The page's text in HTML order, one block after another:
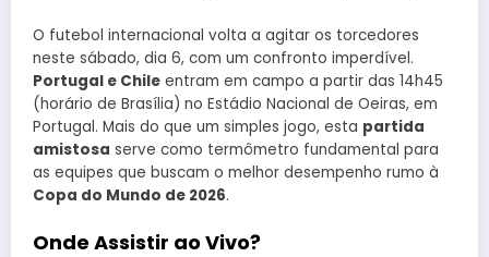
O futebol internacional volta a agitar os torcedores
neste sábado, dia 6, com um confronto imperdível.
Portugal e Chile entram em campo a partir das 14h45
(horário de Brasília) no Estádio Nacional de Oeiras, em
Portugal. Mais do que um simples jogo, esta partida
amistosa serve como termômetro fundamental para
as equipes que buscam o melhor desempenho rumo à
Copa do Mundo de 2026.
Onde Assistir ao Vivo?